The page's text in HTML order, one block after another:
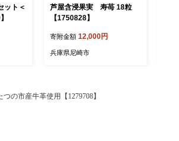
ット＜
芦屋含浸果実 寿苺 18粒
【1750828】
寄附金額 12,000円
兵庫県尼崎市
の市産牛革使用【1279708】